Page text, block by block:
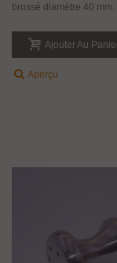
brossé diamètre 40 mm.
Ajouter Au
Aperçu